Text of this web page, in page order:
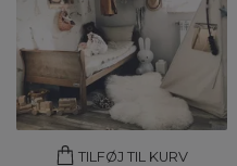
TILFØJ TIL KURV